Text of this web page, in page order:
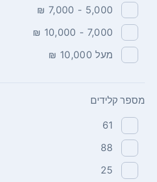
5,000 - 7,000 ₪
7,000 - 10,000 ₪
מעל 10,000 ₪
מספר קלידים
61
88
25